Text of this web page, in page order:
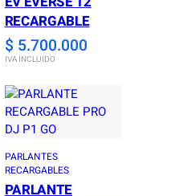
RECARGABLE
$ 5.700.000
IVA INCLUIDO
PARLANTES
RECARGABLES
PARLANTE